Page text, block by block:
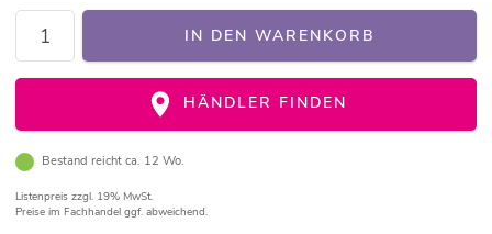
IN DEN WARENKORB
HÄNDLER FINDEN
Bestand reicht ca. 12 Wo.
Listenpreis zzgl. 19% MwSt.
Preise im Fachhandel ggf. abweichend.